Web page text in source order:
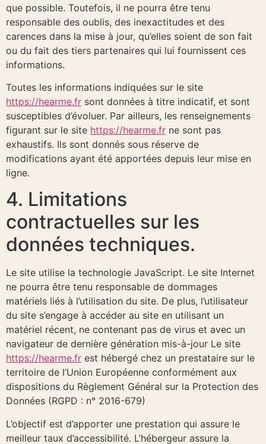
que possible. Toutefois, il ne pourra être tenu
responsable des oublis, des inexactitudes et des
carences dans la mise à jour, qu’elles soient de son fait
ou du fait des tiers partenaires qui lui fournissent ces
informations.
Toutes les informations indiquées sur le site
https://hearme.fr sont données à titre indicatif, et sont
susceptibles d’évoluer. Par ailleurs, les renseignements
figurant sur le site https://hearme.fr ne sont pas
exhaustifs. Ils sont donnés sous réserve de
modifications ayant été apportées depuis leur mise en
ligne.
4. Limitations
contractuelles sur les
données techniques.
Le site utilise la technologie JavaScript. Le site Internet
ne pourra être tenu responsable de dommages
matériels liés à l’utilisation du site. De plus, l’utilisateur
du site s’engage à accéder au site en utilisant un
matériel récent, ne contenant pas de virus et avec un
navigateur de dernière génération mis-à-jour Le site
https://hearme.fr est hébergé chez un prestataire sur le
territoire de l’Union Européenne conformément aux
dispositions du Règlement Général sur la Protection des
Données (RGPD : n° 2016-679)
L’objectif est d’apporter une prestation qui assure le
meilleur taux d’accessibilité. L’hébergeur assure la